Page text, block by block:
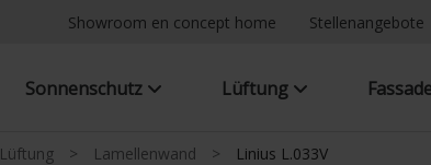
Showroom en concept home Stellenangebote
Sonnenschutz Lüftung
Lüftung > Lamellenwand > Linius L.033V